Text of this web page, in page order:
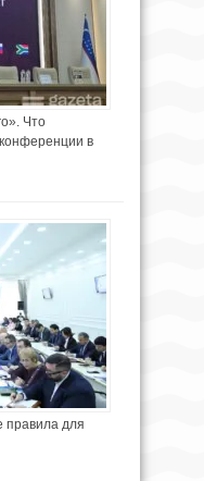
Что
в
правила для